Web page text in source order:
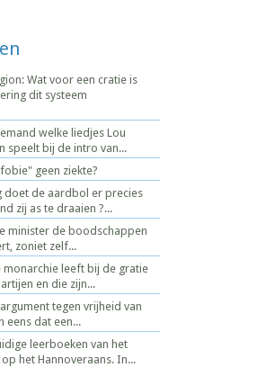
Wat voor een cratie is
dit systeem
welke liedjes Lou
speelt bij de intro van...
geen ziekte?
doet de aardbol er precies
zij as te draaien ?...
minister de boodschappen
zoniet zelf...
monarchie leeft bij de gratie
en die zijn...
tegen vrijheid van
eens dat een...
leerboeken van het
het Hannoveraans. In...